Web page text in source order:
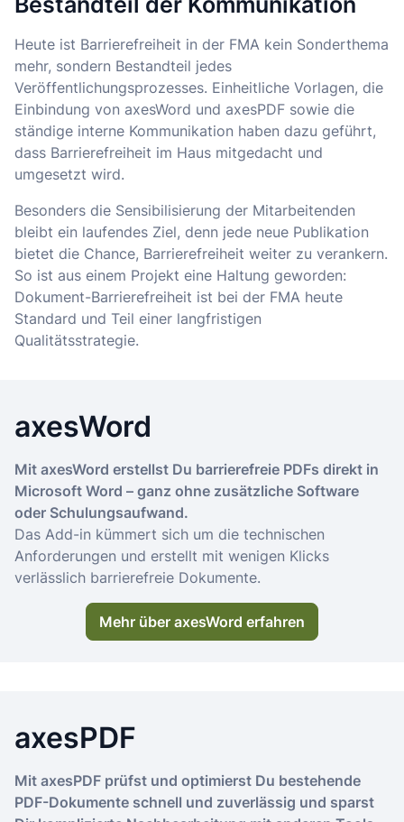
Heute ist Barrierefreiheit in der FMA kein Sonderthema
mehr, sondern Bestandteil jedes
Veröffentlichungsprozesses. Einheitliche Vorlagen, die
Einbindung von axesWord und axesPDF sowie die
ständige interne Kommunikation haben dazu geführt,
dass Barrierefreiheit im Haus mitgedacht und
umgesetzt wird.
Besonders die Sensibilisierung der Mitarbeitenden
bleibt ein laufendes Ziel, denn jede neue Publikation
bietet die Chance, Barrierefreiheit weiter zu verankern.
So ist aus einem Projekt eine Haltung geworden:
Dokument-Barrierefreiheit ist bei der FMA heute
Standard und Teil einer langfristigen
Qualitätsstrategie.
axesWord
Mit axesWord erstellst Du barrierefreie PDFs direkt in
Microsoft Word – ganz ohne zusätzliche Software
oder Schulungsaufwand.
Das Add-in kümmert sich um die technischen
Anforderungen und erstellt mit wenigen Klicks
verlässlich barrierefreie Dokumente.
Mehr über axesWord erfahren
axesPDF
Mit axesPDF prüfst und optimierst Du bestehende
PDF-Dokumente schnell und zuverlässig und sparst